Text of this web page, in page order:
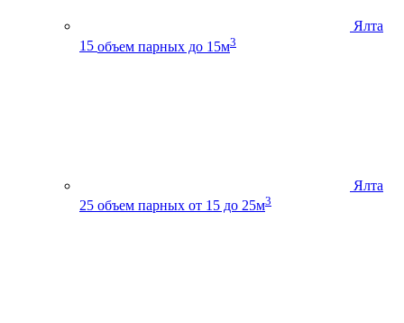
Ялта
15 объем парных до 15м3
Ялта
25 объем парных от 15 до 25м3